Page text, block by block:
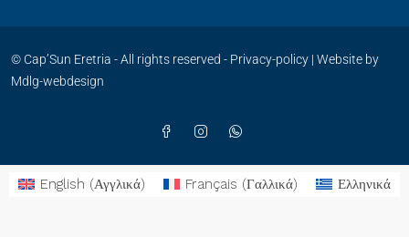
© Cap’Sun Eretria - All rights reserved - Privacy-policy | Website by
Mdlg-webdesign
English (Αγγλικά) Français (Γαλλικά) Ελληνικά